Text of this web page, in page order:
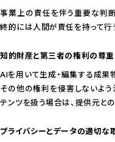
事業上の責任を伴う重要な判
終的には人間が責任を持って行
知的財産と第三者の権利の尊重
AIを用いて生成・編集する成果
その他の権利を侵害しないよう
テンツを扱う場合は、提供元と
プライバシーとデータの適切な